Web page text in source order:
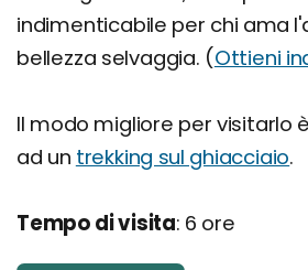
indimenticabile per chi ama
bellezza selvaggia. (Ottieni
Il modo migliore per visitarlo
ad un trekking sul ghiacciaio.
Tempo di visita: 6 ore